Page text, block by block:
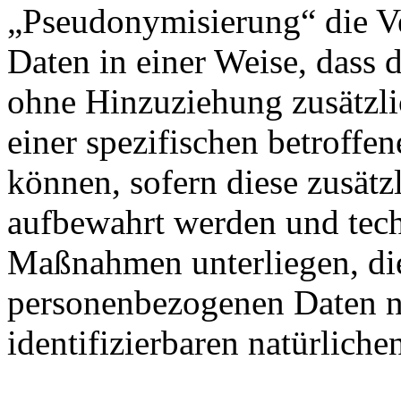
„Pseudonymisierung“ die
Daten in einer Weise, dass
ohne Hinzuziehung
einer spezifischen
können, sofern diese
aufbewahrt werden und
Maßnahmen unterliegen,
personenbezogenen
identifizierbaren